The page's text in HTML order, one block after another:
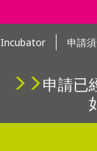
申請
申請已